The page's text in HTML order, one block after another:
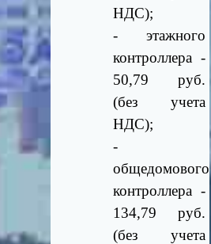
НДС);
- этажного
контроллера -
50,79 руб.
(без учета
НДС);
-
общедомового
контроллера -
134,79 руб.
(без учета